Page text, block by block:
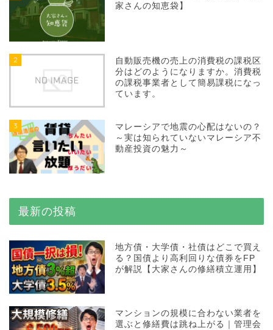
家さんの知恵袋】
2
自動販売機の売上の消費税の課税区
分はどのようになりますか。消費税
の課税事業者として簡易課税になっ
ています。
3
マレーシアで地震の心配はないの？
～実は知られていないマレーシア不
動産投資の魅力～
最新の投稿
地方債・大学債・社債はどこで買え
る？国債より高利回りな債券をFP
が解説【大家さんの修繕積立運用】
マンションの規模に合わない業者を
選ぶと修繕費は跳ね上がる｜管理会